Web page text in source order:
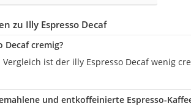
zu Illy Espresso Decaf
Decaf cremig?
ist der illy Espresso Decaf wenig
und entkoffeinierte Espresso-